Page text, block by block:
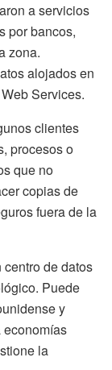
a servicios
por bancos,
zona.
alojados en
Services.
clientes
procesos o
que no
copias de
fuera de la
de datos
Puede
y
economías
la